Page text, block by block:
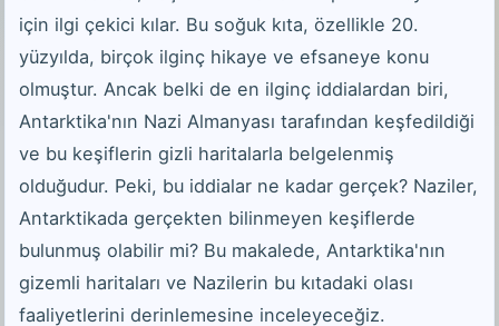
için ilgi çekici kılar. Bu soğuk kıta, özellikle 20.
yüzyılda, birçok ilginç hikaye ve efsaneye konu
olmuştur. Ancak belki de en ilginç iddialardan biri,
Antarktika'nın Nazi Almanyası tarafından keşfedildiği
ve bu keşiflerin gizli haritalarla belgelenmiş
olduğudur. Peki, bu iddialar ne kadar gerçek? Naziler,
Antarktikada gerçekten bilinmeyen keşiflerde
bulunmuş olabilir mi? Bu makalede, Antarktika'nın
gizemli haritaları ve Nazilerin bu kıtadaki olası
faaliyetlerini derinlemesine inceleyeceğiz.